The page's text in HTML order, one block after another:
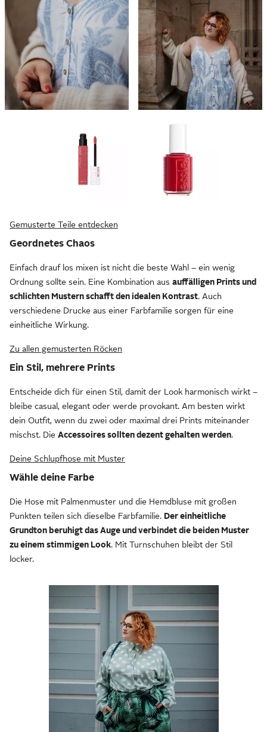
Gemusterte Teile entdecken
Geordnetes Chaos
Einfach drauf los mixen ist nicht die beste Wahl – ein wenig
Ordnung sollte sein. Eine Kombination aus auffälligen Prints und
schlichten Mustern schafft den idealen Kontrast. Auch
verschiedene Drucke aus einer Farbfamilie sorgen für eine
einheitliche Wirkung.
Zu allen gemusterten Röcken
Ein Stil, mehrere Prints
Entscheide dich für einen Stil, damit der Look harmonisch wirkt –
bleibe casual, elegant oder werde provokant. Am besten wirkt
dein Outfit, wenn du zwei oder maximal drei Prints miteinander
mischst. Die Accessoires sollten dezent gehalten werden.
Deine Schlupfhose mit Muster
Wähle deine Farbe
Die Hose mit Palmenmuster und die Hemdbluse mit großen
Punkten teilen sich dieselbe Farbfamilie. Der einheitliche
Grundton beruhigt das Auge und verbindet die beiden Muster
zu einem stimmigen Look. Mit Turnschuhen bleibt der Stil
locker.